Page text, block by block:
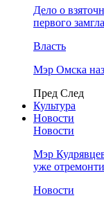
Дело о
первого
Власть
Мэр Омска
Пред След
Культура
Новости
Новости
Мэр
уже
Новости